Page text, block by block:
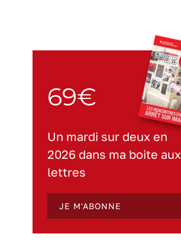
69€
Un mardi sur deux en
2026 dans ma boite aux
lettres
JE M'ABONNE